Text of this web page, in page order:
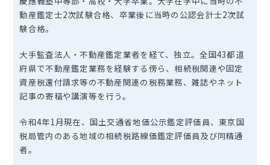
動産鑑定士2次試験合格、卒業後に当時の公認会計士2次試
験合格。
大手監査法人・不動産鑑定業者を経て、独立。全国43都道
府県で不動産鑑定業務を経験する傍ら、相続税関連や固定
資産税還付請求等の不動産関連の税務業務、雑誌やネット
記事の寄稿や講演等を行う。
令和4年1月現在、国土交通省地価公示鑑定評価員、東京国
税局管内のある地域の相続税路線価鑑定評価員及び同精通
者。